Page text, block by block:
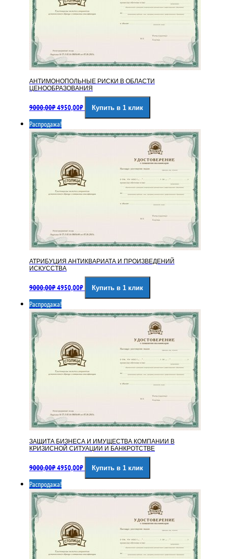
АНТИМОНОПОЛЬНЫЕ РИСКИ В ОБЛАСТИ
ЦЕНООБРАЗОВАНИЯ
9000,00₽цена
составляла
9000,00₽.
4950,00₽цена:Купить в 1 клик
Распродажа!
АТРИБУЦИЯ АНТИКВАРИАТА И ПРОИЗВЕДЕНИЙ
ИСКУССТВА
9000,00₽цена
составляла
9000,00₽.
4950,00₽цена:Купить в 1 клик
Распродажа!
ЗАЩИТА БИЗНЕСА И ИМУЩЕСТВА КОМПАНИИ В
КРИЗИСНОЙ СИТУАЦИИ И БАНКРОТСТВЕ
9000,00₽цена
составляла
9000,00₽.
4950,00₽цена:Купить в 1 клик
Распродажа!